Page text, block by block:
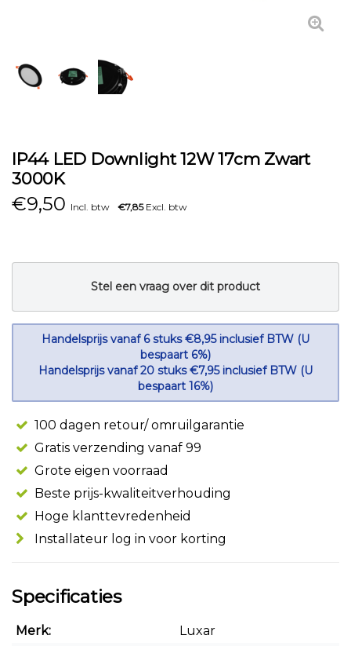
IP44 LED Downlight 12W 17cm Zwart
3000K
€9,50 Incl. btw €7,85Excl. btw
Stel een vraag over dit product
Handelsprijs vanaf 6 stuks €8,95 inclusief BTW (U
bespaart 6%)
Handelsprijs vanaf 20 stuks €7,95 inclusief BTW (U
bespaart 16%)
100 dagen retour/ omruilgarantie
Gratis verzending vanaf 99
Grote eigen voorraad
Beste prijs-kwaliteitverhouding
Hoge klanttevredenheid
Installateur log in voor korting
Specificaties
Merk:
Luxar